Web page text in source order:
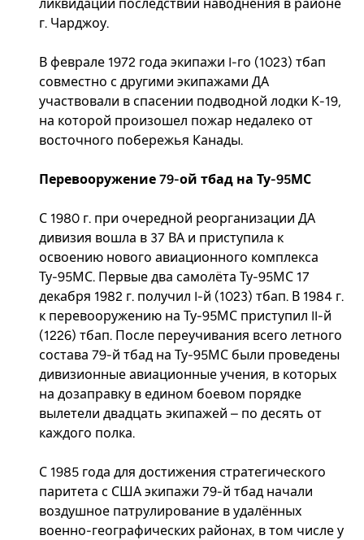
ликвидации последствий наводнения в районе
г. Чарджоу.
В феврале 1972 года экипажи I-го (1023) тбап
совместно с другими экипажами ДА
участвовали в спасении подводной лодки К-19,
на которой произошел пожар недалеко от
восточного побережья Канады.
Перевооружение 79-ой тбад на Ту-95МС
С 1980 г. при очередной реорганизации ДА
дивизия вошла в 37 ВА и приступила к
освоению нового авиационного комплекса
Ту-95МС. Первые два самолёта Ту-95МС 17
декабря 1982 г. получил I-й (1023) тбап. В 1984 г.
к перевооружению на Ту-95МС приступил II-й
(1226) тбап. После переучивания всего летного
состава 79-й тбад на Ту-95МС были проведены
дивизионные авиационные учения, в которых
на дозаправку в едином боевом порядке
вылетели двадцать экипажей – по десять от
каждого полка.
С 1985 года для достижения стратегического
паритета с США экипажи 79-й тбад начали
воздушное патрулирование в удалённых
военно-географических районах, в том числе у